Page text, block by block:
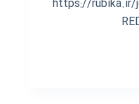
https://rubika.ir/